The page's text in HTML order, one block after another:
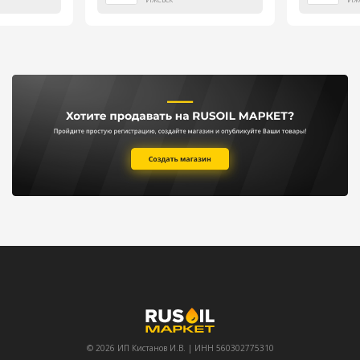
© 2026 ИП Кистанов И.В. | ИНН 560302775310